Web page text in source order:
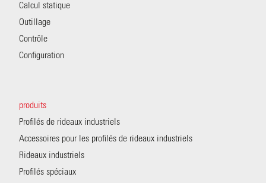
Calcul statique
Outillage
Contrôle
Configuration
produits
Profilés de rideaux industriels
Accessoires pour les profilés de rideaux industriels
Rideaux industriels
Profilés spéciaux